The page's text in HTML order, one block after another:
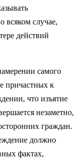
всяком случае,
действий
самого
причастных к
что изъятие
незаметно,
граждан.
должно
фактах,